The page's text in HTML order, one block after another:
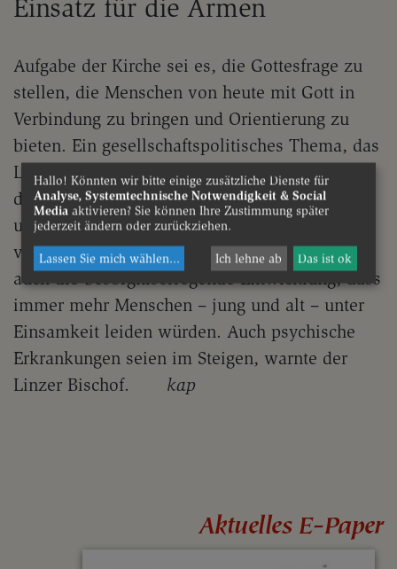
Einsatz für die Armen
Aufgabe der Kirche sei es, die Gottesfrage zu
stellen, die Menschen von heute mit Gott in
Verbindung zu bringen und Orientierung zu
bieten. Ein gesellschaftspolitisches Thema, das
Lackner besonders am Herzen liegt, ist neben
dem Einsatz für die Armen und Ausgegrenzten
und den Frieden auch der Schutz des Lebens
vom Anfang bis zum Ende. Scheuer betonte
auch die besorgniserregende Entwicklung, dass
immer mehr Menschen – jung und alt – unter
Einsamkeit leiden würden. Auch psychische
Erkrankungen seien im Steigen, warnte der
Linzer Bischof. kap
Aktuelles E-Paper
Hallo! Könnten wir bitte einige zusätzliche Dienste für
Analyse, Systemtechnische Notwendigkeit & Social
Media aktivieren? Sie können Ihre Zustimmung später
jederzeit ändern oder zurückziehen.
Lassen Sie mich wählen... Ich lehne ab Das ist ok